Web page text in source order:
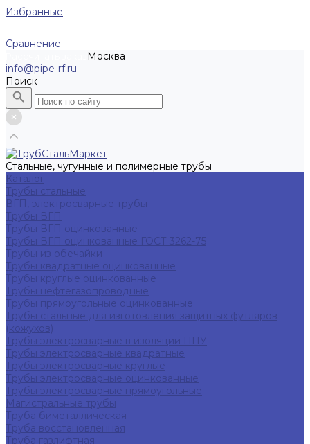
Избранные
Сравнение
Москва
info@pipe-rf.ru
Поиск
Стальные, чугунные и полимерные трубы
Каталог
Трубы стальные
ВГП, электросварные трубы
Трубы ВГП
Трубы ВГП оцинкованные
Трубы ВГП оцинкованные ГОСТ 3262-75
Трубы из обечайки
Трубы квадратные оцинкованные
Трубы круглые оцинкованные
Трубы нефтегазопроводные
Трубы прямоугольные оцинкованные
Трубы стальные для изготовления защитных футляров
(кожухов)
Трубы электросварные в изоляции ППУ
Трубы электросварные квадратные
Трубы электросварные круглые
Трубы электросварные оцинкованные
Трубы электросварные прямоугольные
Магистральные трубы
Труба биметаллическая
Труба восстановленная
Труба газлифтная